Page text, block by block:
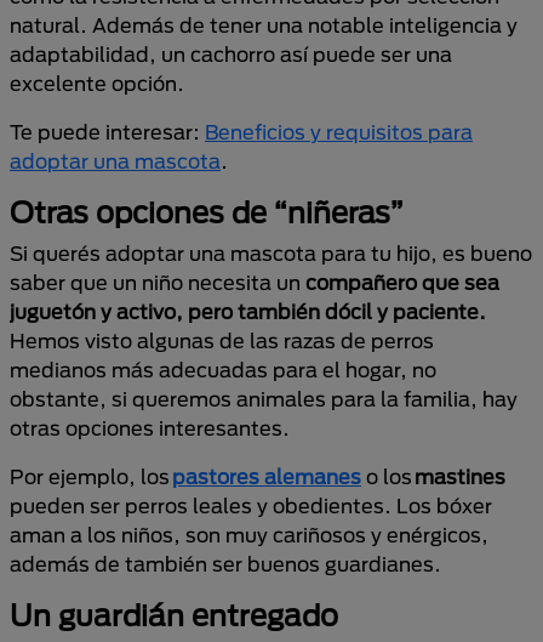
natural. Además de tener una notable inteligencia y
adaptabilidad, un cachorro así puede ser una
excelente opción.
Te puede interesar: Beneficios y requisitos para
adoptar una mascota.
Otras opciones de “niñeras”
Si querés adoptar una mascota para tu hijo, es bueno
saber que un niño necesita un compañero que sea
juguetón y activo, pero también dócil y paciente.
Hemos visto algunas de las razas de perros
medianos más adecuadas para el hogar, no
obstante, si queremos animales para la familia, hay
otras opciones interesantes.
Por ejemplo, los pastores alemanes o los mastines
pueden ser perros leales y obedientes. Los bóxer
aman a los niños, son muy cariñosos y enérgicos,
además de también ser buenos guardianes.
Un guardián entregado